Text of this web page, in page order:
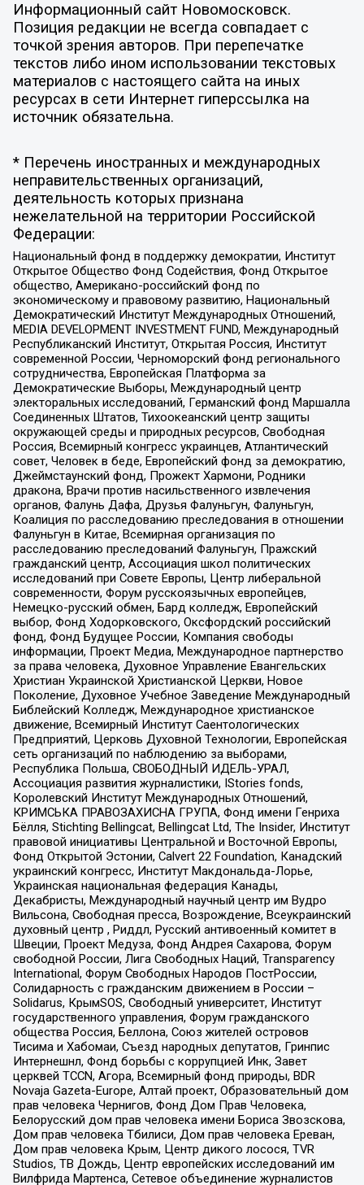
Информационный сайт Новомосковск.
Позиция редакции не всегда совпадает с
точкой зрения авторов. При перепечатке
текстов либо ином использовании текстовых
материалов с настоящего сайта на иных
ресурсах в сети Интернет гиперссылка на
источник обязательна.
* Перечень иностранных и международных
неправительственных организаций,
деятельность которых признана
нежелательной на территории Российской
Федерации:
Национальный фонд в поддержку демократии, Институт
Открытое Общество Фонд Содействия, Фонд Открытое
общество, Американо-российский фонд по
экономическому и правовому развитию, Национальный
Демократический Институт Международных Отношений,
MEDIA DEVELOPMENT INVESTMENT FUND, Международный
Республиканский Институт, Открытая Россия, Институт
современной России, Черноморский фонд регионального
сотрудничества, Европейская Платформа за
Демократические Выборы, Международный центр
электоральных исследований, Германский фонд Маршалла
Соединенных Штатов, Тихоокеанский центр защиты
окружающей среды и природных ресурсов, Свободная
Россия, Всемирный конгресс украинцев, Атлантический
совет, Человек в беде, Европейский фонд за демократию,
Джеймстаунский фонд, Прожект Хармони, Родники
дракона, Врачи против насильственного извлечения
органов, Фалунь Дафа, Друзья Фалуньгун, Фалуньгун,
Коалиция по расследованию преследования в отношении
Фалуньгун в Китае, Всемирная организация по
расследованию преследований Фалуньгун, Пражский
гражданский центр, Ассоциация школ политических
исследований при Совете Европы, Центр либеральной
современности, Форум русскоязычных европейцев,
Немецко-русский обмен, Бард колледж, Европейский
выбор, Фонд Ходорковского, Оксфордский российский
фонд, Фонд Будущее России, Компания свободы
информации, Проект Медиа, Международное партнерство
за права человека, Духовное Управление Евангельских
Христиан Украинской Христианской Церкви, Новое
Поколение, Духовное Учебное Заведение Международный
Библейский Колледж, Международное христианское
движение, Всемирный Институт Саентологических
Предприятий, Церковь Духовной Технологии, Европейская
сеть организаций по наблюдению за выборами,
Республика Польша, СВОБОДНЫЙ ИДЕЛЬ-УРАЛ,
Ассоциация развития журналистики, IStories fonds,
Королевский Институт Международных Отношений,
КРИМСЬКА ПРАВОЗАХИСНА ГРУПА, Фонд имени Генриха
Бёлля, Stichting Bellingcat, Bellingcat Ltd, The Insider, Институт
правовой инициативы Центральной и Восточной Европы,
Фонд Открытой Эстонии, Calvert 22 Foundation, Канадский
украинский конгресс, Институт Макдональда-Лорье,
Украинская национальная федерация Канады,
Декабристы, Международный научный центр им Вудро
Вильсона, Свободная пресса, Возрождение, Всеукраинский
духовный центр , Риддл, Русский антивоенный комитет в
Швеции, Проект Медуза, Фонд Андрея Сахарова, Форум
свободной России, Лига Свободных Наций, Transparеncy
International, Форум Свободных Народов ПостРоссии,
Солидарность с гражданским движением в России –
Solidarus, КрымSOS, Свободный университет, Институт
государственного управления, Форум гражданского
общества Россия, Беллона, Союз жителей островов
Тисима и Хабомаи, Съезд народных депутатов, Гринпис
Интернешнл, Фонд борьбы с коррупцией Инк, Завет
церквей TCCN, Агора, Всемирный фонд природы, BDR
Novaja Gazeta-Europe, Алтай проект, Образовательный дом
прав человека Чернигов, Фонд Дом Прав Человека,
Белорусский дом прав человека имени Бориса Звозскова,
Дом прав человека Тбилиси, Дом прав человека Ереван,
Дом прав человека Крым, Центр дикого лосося, TVR
Studios, ТВ Дождь, Центр европейских исследований им
Вилфрида Мартенса, Сетевое объединение журналистов